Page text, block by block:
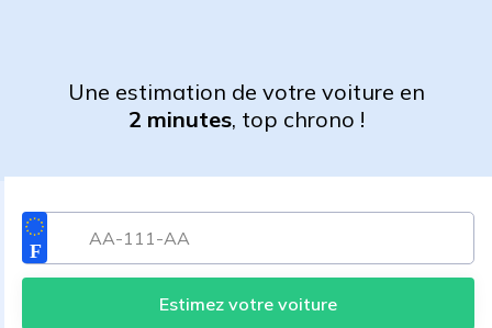
Une estimation de votre voiture en
2 minutes, top chrono !
Estimez votre voiture